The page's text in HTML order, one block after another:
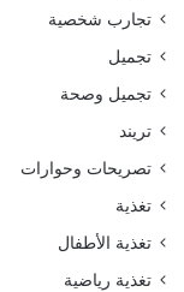
تجارب شخصية
تجميل
تجميل وصحة
تريند
تصريحات وحوارات
تغذية
تغذية الأطفال
تغذية رياضية